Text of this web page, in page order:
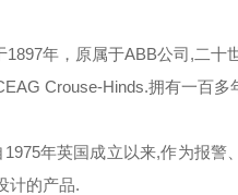
1897年，原属于ABB公司,二十
Crouse-Hinds.拥有一百多
1975年英国成立以来,作为报警
计的产品.